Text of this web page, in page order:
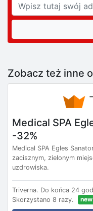
Zobacz też inne
Medical SPA
-32%
Medical SPA Egles
zacisznym, zielonym
uzdrowiska.
Triverna. Do końca 24
Skorzystano 8 razy.
new